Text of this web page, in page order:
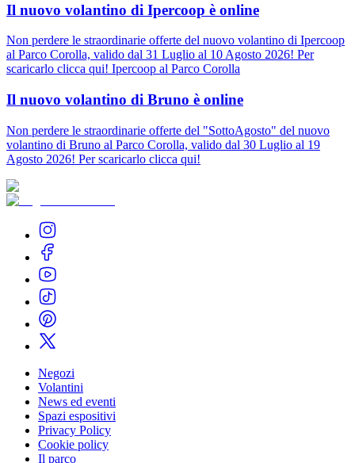
Il nuovo volantino di Ipercoop è online
Non perdere le straordinarie offerte del nuovo volantino di Ipercoop
al Parco Corolla, valido dal 31 Luglio al 10 Agosto 2026! Per
scaricarlo clicca qui! Ipercoop al Parco Corolla
Il nuovo volantino di Bruno è online
Non perdere le straordinarie offerte del "SottoAgosto" del nuovo
volantino di Bruno al Parco Corolla, valido dal 30 Luglio al 19
Agosto 2026! Per scaricarlo clicca qui!
Negozi
Volantini
News ed eventi
Spazi espositivi
Privacy Policy
Cookie policy
Il parco